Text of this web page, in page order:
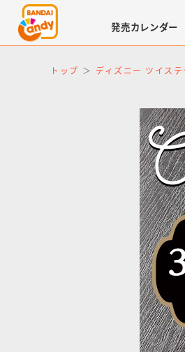
発売カレンダー
トップ ディズニー ツイス